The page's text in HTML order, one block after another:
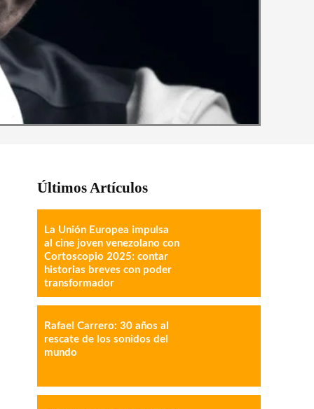
Últimos Artículos
La Unión Europea impulsa
al cine joven venezolano con
Cortoscopio 2025: contar
historias breves con poder
transformador
Rafael Carrero: 30 años al
rescate de los sonidos del
mundo